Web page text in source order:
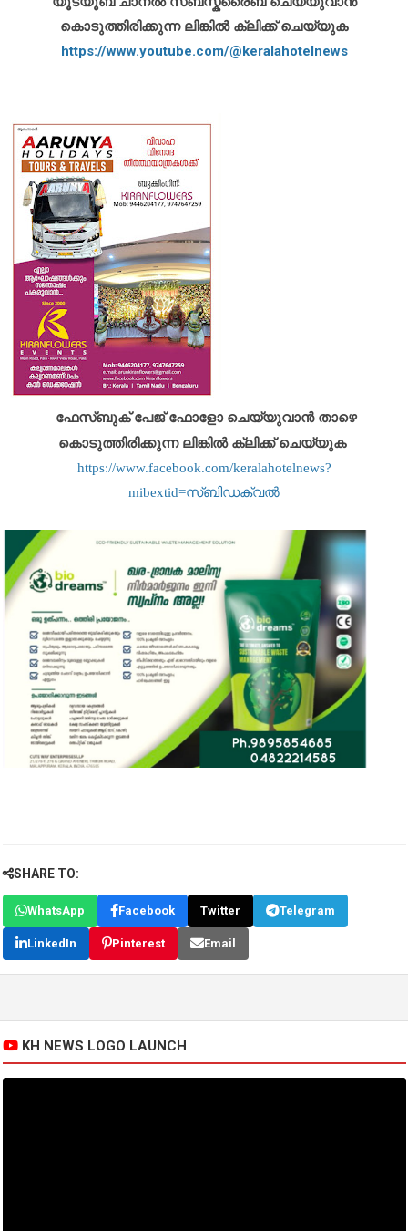
കൊടുത്തിരിക്കുന്ന ലിങ്കിൽ ക്ലിക്ക് ചെയ്യുക
https://www.youtube.com/@keralahotelnews
ഫേസ്ബുക് പേജ് ഫോളോ ചെയ്യുവാൻ താഴെ
കൊടുത്തിരിക്കുന്ന ലിങ്കിൽ ക്ലിക്ക് ചെയ്യുക
https://www.facebook.com/keralahotelnews?
mibextid=സ്‌ബിഡക്വൽ
SHARE TO:
WhatsApp Facebook Twitter Telegram
LinkedIn Pinterest Email
KH NEWS LOGO LAUNCH